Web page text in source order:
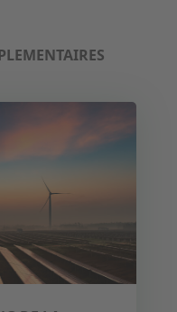
?
aider ?